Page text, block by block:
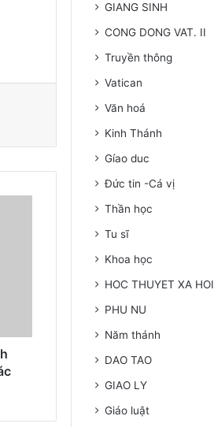
GIANG SINH
CONG DONG VAT. II
Truyền thông
Vatican
Văn hoá
Kinh Thánh
Gíao duc
Đức tin -Cá vị
Thần học
Tu sĩ
Khoa học
HOC THUYET XA
PHU NU
Năm thánh
DAO TAO
GIAO LY
Giáo luật